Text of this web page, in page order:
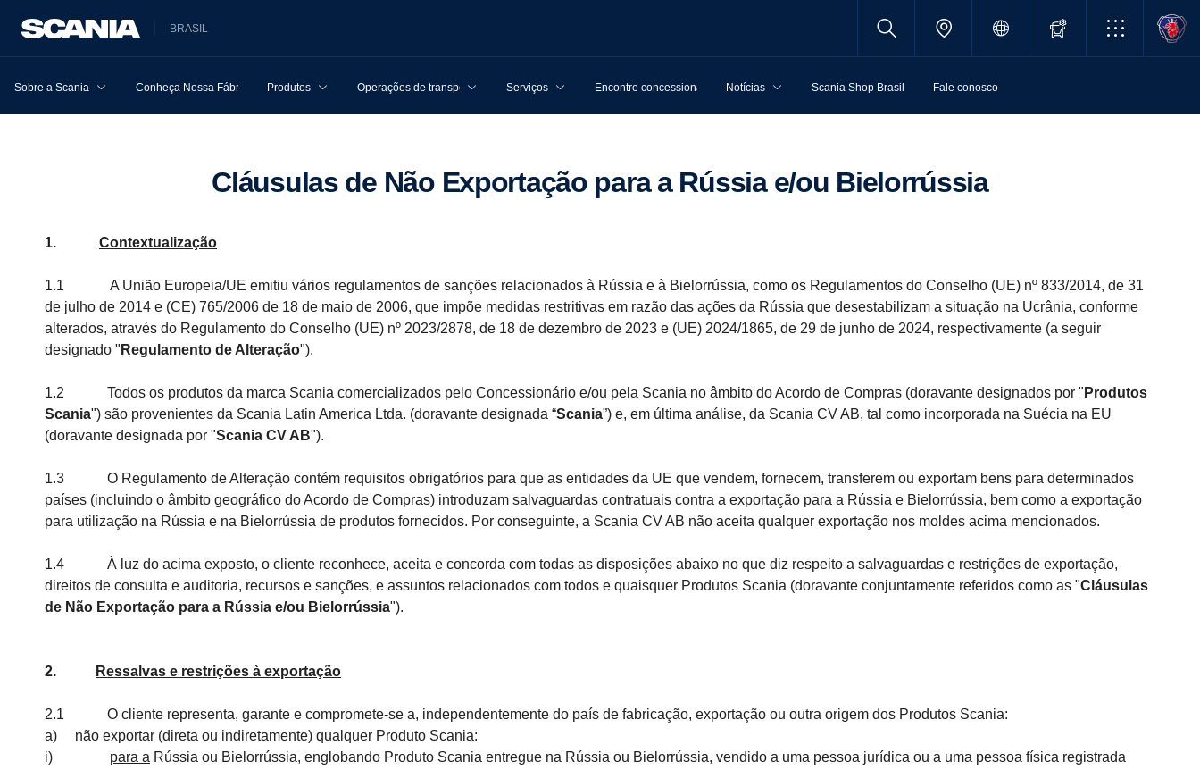
BRASIL
Sobre a Scania Conheça Nossa Fábrica Produtos Operações de transporte Serviços Encontre concessionárias Notícias Scania Shop Brasil Fale conosco
Cláusulas de Não Exportação para a Rússia e/ou Bielorrússia
1. Contextualização
1.1 A União Europeia/UE emitiu vários regulamentos de sanções relacionados à Rússia e à Bielorrússia, como os Regulamentos do Conselho (UE) nº 833/2014, de 31
de julho de 2014 e (CE) 765/2006 de 18 de maio de 2006, que impõe medidas restritivas em razão das ações da Rússia que desestabilizam a situação na Ucrânia, conforme
alterados, através do Regulamento do Conselho (UE) nº 2023/2878, de 18 de dezembro de 2023 e (UE) 2024/1865, de 29 de junho de 2024, respectivamente (a seguir
designado " Regulamento de Alteração").
1.2 Todos os produtos da marca Scania comercializados pelo Concessionário e/ou pela Scania no âmbito do Acordo de Compras (doravante designados por " Produtos
Scania") são provenientes da Scania Latin America Ltda. (doravante designada “Scania”) e, em última análise, da Scania CV AB, tal como incorporada na Suécia na EU
(doravante designada por "Scania CV AB").
1.3 O Regulamento de Alteração contém requisitos obrigatórios para que as entidades da UE que vendem, fornecem, transferem ou exportam bens para determinados
países (incluindo o âmbito geográfico do Acordo de Compras) introduzam salvaguardas contratuais contra a exportação para a Rússia e Bielorrússia, bem como a exportação
para utilização na Rússia e na Bielorrússia de produtos fornecidos. Por conseguinte, a Scania CV AB não aceita qualquer exportação nos moldes acima mencionados.
1.4 À luz do acima exposto, o cliente reconhece, aceita e concorda com todas as disposições abaixo no que diz respeito a salvaguardas e restrições de exportação,
direitos de consulta e auditoria, recursos e sanções, e assuntos relacionados com todos e quaisquer Produtos Scania (doravante conjuntamente referidos como as "Cláusulas
de Não Exportação para a Rússia e/ou Bielorrússia").
2. Ressalvas e restrições à exportação
2.1 O cliente representa, garante e compromete-se a, independentemente do país de fabricação, exportação ou outra origem dos Produtos Scania:
a) não exportar (direta ou indiretamente) qualquer Produto Scania:
i) para a Rússia ou Bielorrússia, englobando Produto Scania entregue na Rússia ou Bielorrússia, vendido a uma pessoa jurídica ou a uma pessoa física registrada